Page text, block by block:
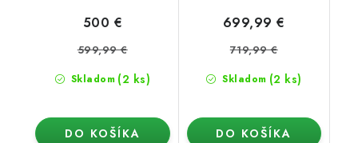
Skladom (2 ks)
500 €
599,99 €
DO KOŠÍKA
Skladom (2 ks)
699,99 €
719,99 €
DO KOŠÍKA